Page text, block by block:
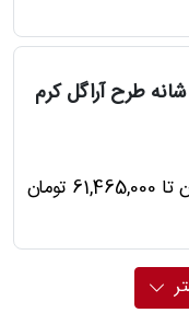
فرش تهران 1200 شانه طرح آراگل کرم